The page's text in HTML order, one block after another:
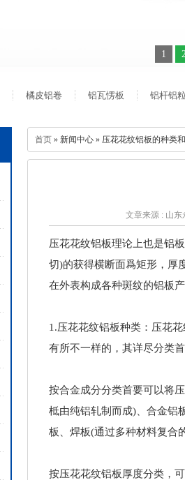
1
橘皮铝卷 铝瓦愣板 铝杆铝粒
首页 » 新闻中心 » 压花花纹铝板的种类
文章来源 : 山东
压花花纹铝板理论上也是铝
切)的获得横断面爲矩形，厚
在外表构成各种斑纹的铝板产
1.压花花纹铝板种类：压花
有所不一样的，其详尽分类
按合金成分分类首要可以将
柢由纯铝轧制而成)、合金铝
板、焊板(通过多种材料复合
按压花花纹铝板厚度分类，